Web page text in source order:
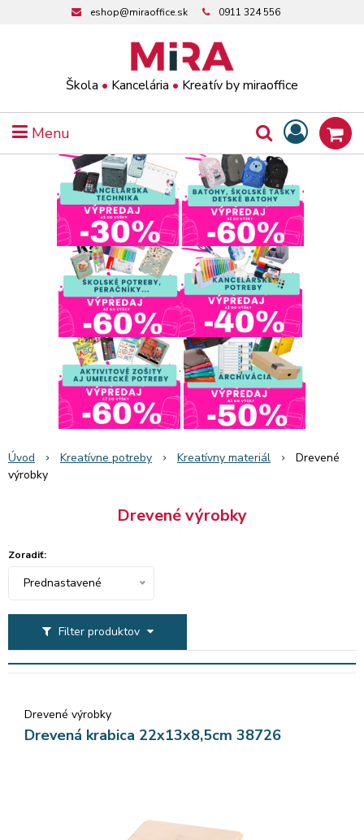
Škola • Kancelária • Kreatív by miraoffice
eshop@miraoffice.sk 0911 324 556
Menu
Úvod Kreatívne potreby Kreatívny materiál
Drevené
výrobky
Drevené výrobky
Filter produktov
Zoradiť:
Prednastavené
Drevené výrobky
Drevená krabica 22x13x8,5cm 38726